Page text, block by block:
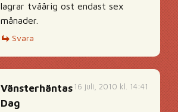
lagrar tvåårig ost endast sex
månader.
Svara
16 juli, 2010 kl. 14:41
Vänsterhäntas
Dag